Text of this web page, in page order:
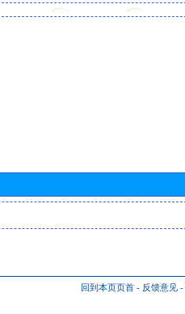
回到本页页首 - 反馈意见 -